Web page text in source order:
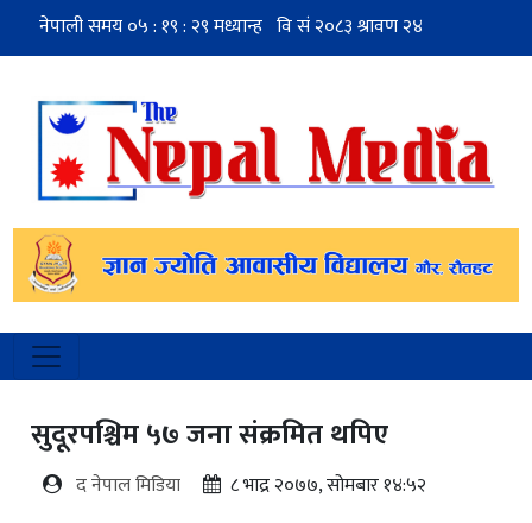
सुदूरपश्चिम ५७ जना संक्रमित थपिए
द नेपाल मिडिया ८ भाद्र २०७७, सोमबार १४:५२